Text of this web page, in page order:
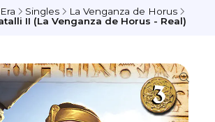
Singles
La Venganza de Horus
II (La Venganza de Horus - Real)